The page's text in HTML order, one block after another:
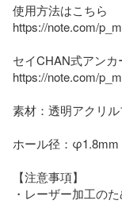
使用方法はこちら
https://note.com/
セイCHAN式アン
https://note.com/
素材：透明アクリ
ホール径：φ1.8mm
【注意事項】
・レーザー加工の